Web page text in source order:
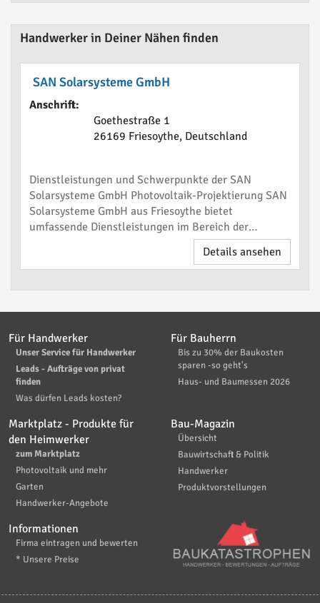
Handwerker in Deiner Nähen finden
SAN Solarsysteme GmbH
Anschrift:
Goethestraße 1
26169 Friesoythe, Deutschland
Dienstleistungen und Schwerpunkte der SAN
Solarsysteme GmbH Photovoltaik-Projektierung SAN
Solarsysteme GmbH aus Friesoythe bietet
umfassende Dienstleistungen im Bereich der
Photovoltaik. Das Unternehmen begleitet von der
Planung und Inbetriebnahme bis zum Service der
Anlagen. Die Projektierung u
Details ansehen
Für Handwerker
Unser Service für Handwerker
Leads - Aufträge von privat
finden
Was dürfen Leads kosten?
Für Bauherrn
Bis zu 30% der Baukosten
sparen -so geht's
Haus- und Baumessen 2026
Marktplatz - Produkte für
den Heimwerker
zum Marktplatz
Photovoltaik und mehr
Garten
Handwerker-Angebote
Bau-Magazin
Übersicht
Bauwirtschaft & Politik
Handwerker
Produktvorstellungen
Informationen
Firma eintragen und bewerten
* Unsere Preise